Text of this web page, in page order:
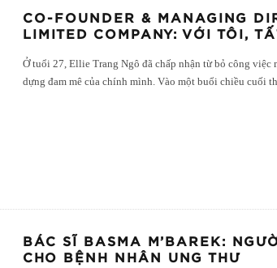
CO-FOUNDER & MANAGING
LIMITED COMPANY: VỚI TÔI,
Ở tuổi 27, Ellie Trang Ngô đã chấp nhận từ bỏ công
dựng đam mê của chính mình. Vào một buổi chiều cuối
BÁC SĨ BASMA M’BAREK:
CHO BỆNH NHÂN UNG THƯ